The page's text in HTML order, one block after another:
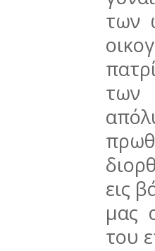
των
των
εις
μας
του